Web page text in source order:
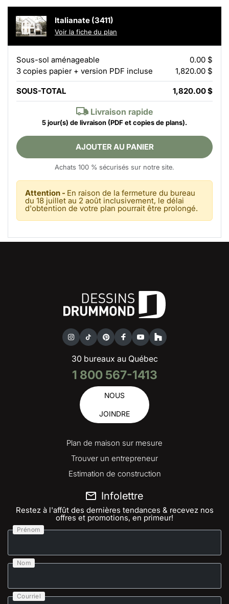
Italianate (3411)
Voir la fiche du plan
Sous-sol aménageable
0.00 $
3 copies papier + version PDF incluse
1,820.00 $
SOUS-TOTAL 1,820.00 $
Livraison rapide
5 jour(s) de livraison (PDF et copies de plans).
AJOUTER AU PANIER
Achats 100 % sécurisés sur notre site.
Attention - En raison de la fermeture du bureau
du 18 juillet au 2 août inclusivement, le délai
d'obtention de votre plan pourrait être prolongé.
30 bureaux au Québec
1 800 567-1413
NOUS
JOINDRE
Plan de maison sur mesure
Trouver un entrepreneur
Estimation de construction
Infolettre
Restez à l'affût des dernières tendances & recevez nos
offres et promotions, en primeur!
Prénom
Nom
Courriel